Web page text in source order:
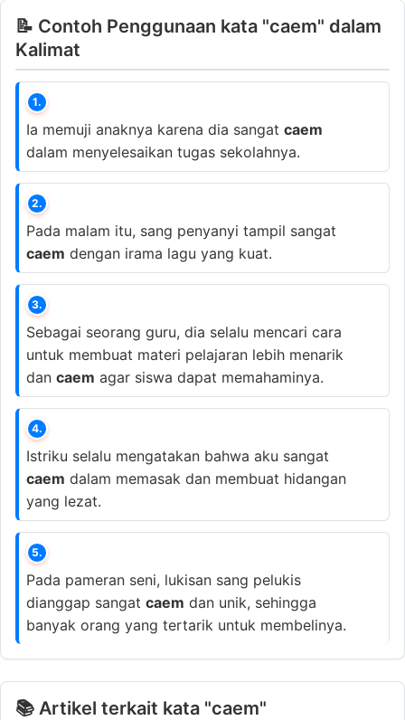
📝 Contoh Penggunaan kata "caem" dalam
Kalimat
1.
Ia memuji anaknya karena dia sangat caem
dalam menyelesaikan tugas sekolahnya.
2.
Pada malam itu, sang penyanyi tampil sangat
caem dengan irama lagu yang kuat.
3.
Sebagai seorang guru, dia selalu mencari cara
untuk membuat materi pelajaran lebih menarik
dan caem agar siswa dapat memahaminya.
4.
Istriku selalu mengatakan bahwa aku sangat
caem dalam memasak dan membuat hidangan
yang lezat.
5.
Pada pameran seni, lukisan sang pelukis
dianggap sangat caem dan unik, sehingga
banyak orang yang tertarik untuk membelinya.
📚 Artikel terkait kata "caem"